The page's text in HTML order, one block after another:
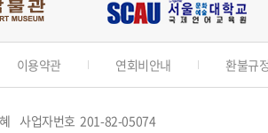
이용약관 연회비안내 환불규정
사업자번호 201-82-05074